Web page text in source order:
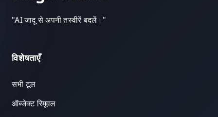
"AI जादू से अपनी तस्वीरें बदलें। "
विशेषताएँ
सभी टूल
ऑब्जेक्ट रिमूवल